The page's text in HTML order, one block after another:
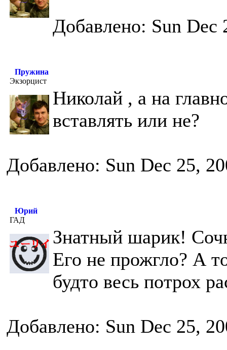
Добавлено: Sun Dec
Пружина
Экзорцист
Николай , а на
вставлять или не?
Добавлено: Sun Dec 25,
Юрий
ГАД
Знатный шарик!
Его не прожгло? А
будто весь потрох
Добавлено: Sun Dec 25,